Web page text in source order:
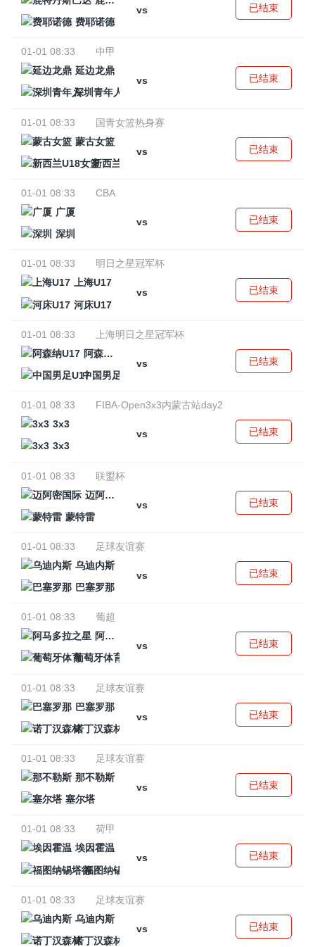
vs
费耶诺德
已结束
01-01 08:33
中甲
延边龙鼎
vs
深圳青年人
已结束
01-01 08:33
国青女篮热身赛
蒙古女篮
vs
新西兰U18女篮
已结束
01-01 08:33
CBA
广厦
vs
深圳
已结束
01-01 08:33
明日之星冠军杯
上海U17
vs
河床U17
已结束
01-01 08:33
上海明日之星冠军杯
阿森纳U17
vs
中国男足U17
已结束
01-01 08:33
FIBA-Open3x3内蒙古站day2
3x3
vs
3x3
已结束
01-01 08:33
联盟杯
迈阿密国际
vs
蒙特雷
已结束
01-01 08:33
足球友谊赛
乌迪内斯
vs
巴塞罗那
已结束
01-01 08:33
葡超
阿马多拉之星
vs
葡萄牙体育
已结束
01-01 08:33
足球友谊赛
巴塞罗那
vs
诺丁汉森林
已结束
01-01 08:33
足球友谊赛
那不勒斯
vs
塞尔塔
已结束
01-01 08:33
荷甲
埃因霍温
vs
福图纳锡塔德
已结束
01-01 08:33
足球友谊赛
乌迪内斯
vs
诺丁汉森林
已结束